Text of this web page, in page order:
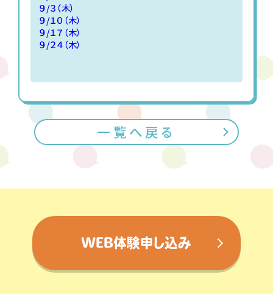
９/３（木）
９/１０（木）
９/１７（木）
９/２４（木）
一覧へ戻る
WEB体験申し込み